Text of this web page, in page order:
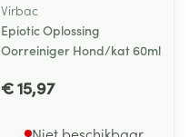
Virbac
Epiotic Oplossing
Oorreiniger Hond/kat 60ml
€ 15,97